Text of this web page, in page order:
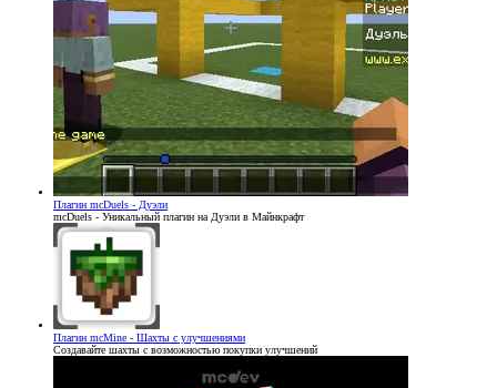
Плагин mcDuels - Дуэли
mcDuels - Уникальный плагин на Дуэли в Майнкрафт
Плагин mcMine - Шахты с улучшениями
Создавайте шахты с возможностью покупки улучшений